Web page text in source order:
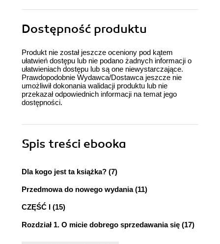
Dostępność produktu
Produkt nie został jeszcze oceniony pod kątem
ułatwień dostępu lub nie podano żadnych informacji o
ułatwieniach dostępu lub są one niewystarczające.
Prawdopodobnie Wydawca/Dostawca jeszcze nie
umożliwił dokonania walidacji produktu lub nie
przekazał odpowiednich informacji na temat jego
dostępności.
Spis treści ebooka
Dla kogo jest ta książka? (7)
Przedmowa do nowego wydania (11)
CZĘŚĆ I (15)
Rozdział 1. O micie dobrego sprzedawania się (17)